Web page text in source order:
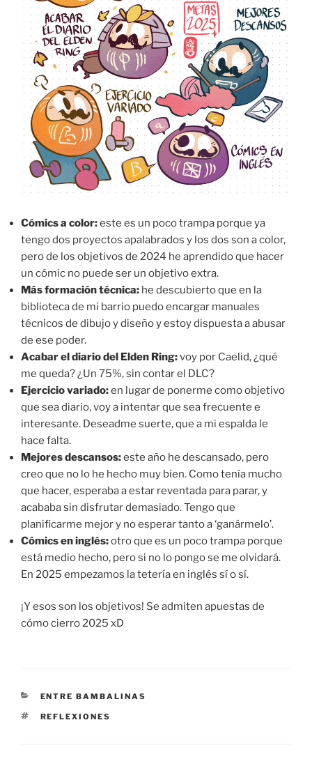
Cómics a color:este es un poco trampa porque ya
tengo dos proyectos apalabrados y los dos son a color,
pero de los objetivos de 2024 he aprendido que hacer
un cómic no puede ser un objetivo extra.
Más formación técnica: he descubierto que en la
biblioteca de mi barrio puedo encargar manuales
técnicos de dibujo y diseño y estoy dispuesta a abusar
de ese poder.
Acabar el diario del Elden Ring:voy por Caelid, ¿qué
me queda? ¿Un 75%, sin contar el DLC?
Ejercicio variado:en lugar de ponerme como objetivo
que sea diario, voy a intentar que sea frecuente e
interesante. Deseadme suerte, que a mi espalda le
hace falta.
Mejores descansos:este año he descansado, pero
creo que no lo he hecho muy bien. Como tenía mucho
que hacer, esperaba a estar reventada para parar, y
acababa sin disfrutar demasiado. Tengo que
planificarme mejor y no esperar tanto a ‘ganármelo’.
Cómics en inglés:otro que es un poco trampa porque
está medio hecho, pero si no lo pongo se me olvidará.
En 2025 empezamos la tetería en inglés sí o sí.
¡Y esos son los objetivos! Se admiten apuestas de
cómo cierro 2025 xD
CATEGORÍAS
ENTRE BAMBALINAS
ETIQUETAS
REFLEXIONES